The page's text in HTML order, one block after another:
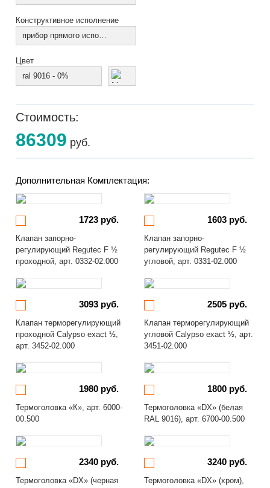
Конструктивное исполнение
прибор прямого исполнения
Цвет
ral 9016 - 0%
Стоимость:
86309 руб.
Дополнительная Комплектация:
1723 руб.
Клапан запорно-
регулирующий Regutec F ½
проходной, арт. 0332-02.000
1603 руб.
Клапан запорно-
регулирующий Regutec F ½
угловой, арт. 0331-02.000
3093 руб.
Клапан терморегулирующий
проходной Calypso exact ½,
арт. 3452-02.000
2505 руб.
Клапан терморегулирующий
угловой Calypso exact ½, арт.
3451-02.000
1980 руб.
Термоголовка «К», арт. 6000-
00.500
1800 руб.
Термоголовка «DX» (белая
RAL 9016), арт. 6700-00.500
2340 руб.
Термоголовка «DX» (черная
3240 руб.
Термоголовка «DX» (хром),